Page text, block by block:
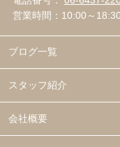
営業時間：10:00～18:30
ブログ一覧
スタッフ紹介
会社概要